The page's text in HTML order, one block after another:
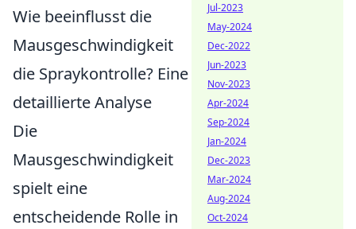
Wie beeinflusst die
Mausgeschwindigkeit
die Spraykontrolle? Eine
detaillierte Analyse
Die
Mausgeschwindigkeit
spielt eine
entscheidende Rolle in
Jul-2023
May-2024
Dec-2022
Jun-2023
Nov-2023
Apr-2024
Sep-2024
Jan-2024
Dec-2023
Mar-2024
Aug-2024
Oct-2024